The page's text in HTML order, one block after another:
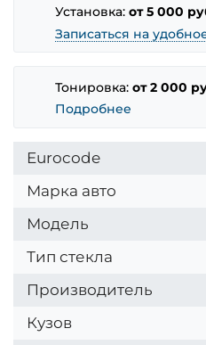
Установка:от 5 000
Записаться на
Тонировка:от 2 000
Подробнее
Eurocode
Марка авто
Модель
Тип стекла
Производитель
Кузов